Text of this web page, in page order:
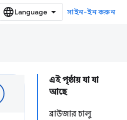
সাইন-ইন করুন
এই পৃষ্ঠায় যা যা
আছে
ব্রাউজার চালু